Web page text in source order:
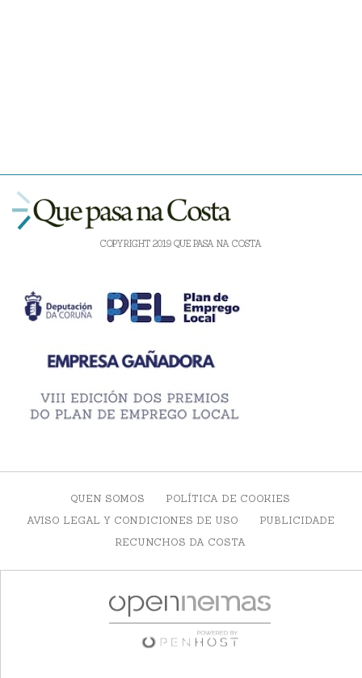
COPYRIGHT 2019 QUE PASA NA COSTA
QUEN SOMOS
POLÍTICA DE COOKIES
AVISO LEGAL Y CONDICIONES DE USO
PUBLICIDADE
RECUNCHOS DA COSTA